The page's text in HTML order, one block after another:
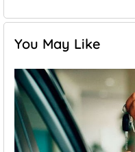
You May Like